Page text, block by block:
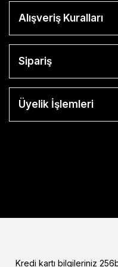
Alışveriş Kuralları
Sipariş
Üyelik İşlemleri
Kredi kartı bilgileriniz